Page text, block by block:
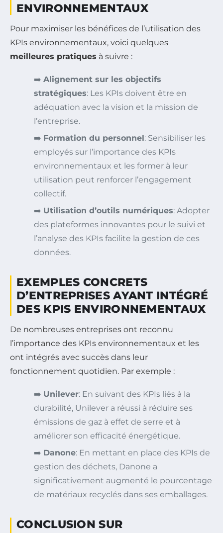
ENVIRONNEMENTAUX
Pour maximiser les bénéfices de l’utilisation des
KPIs environnementaux, voici quelques
meilleures pratiques à suivre :
➡️ Alignement sur les objectifs
stratégiques: Les KPIs doivent être en
adéquation avec la vision et la mission de
l’entreprise.
➡️ Formation du personnel : Sensibiliser les
employés sur l’importance des KPIs
environnementaux et les former à leur
utilisation peut renforcer l’engagement
collectif.
➡️ Utilisation d’outils numériques: Adopter
des plateformes innovantes pour le suivi et
l’analyse des KPIs facilite la gestion de ces
données.
EXEMPLES CONCRETS
D’ENTREPRISES AYANT INTÉGRÉ
DES KPIS ENVIRONNEMENTAUX
De nombreuses entreprises ont reconnu
l’importance des KPIs environnementaux et les
ont intégrés avec succès dans leur
fonctionnement quotidien. Par exemple :
➡️ Unilever: En suivant des KPIs liés à la
durabilité, Unilever a réussi à réduire ses
émissions de gaz à effet de serre et à
améliorer son efficacité énergétique.
➡️ Danone: En mettant en place des KPIs de
gestion des déchets, Danone a
significativement augmenté le pourcentage
de matériaux recyclés dans ses emballages.
CONCLUSION SUR